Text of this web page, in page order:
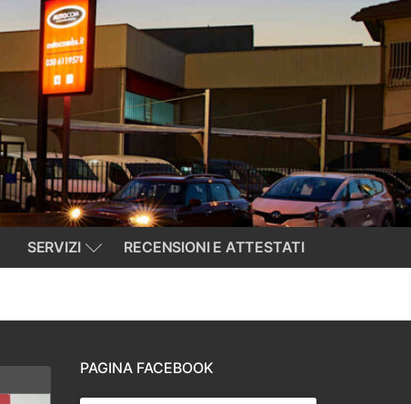
SERVIZI RECENSIONI E ATTESTATI
PAGINA FACEBOOK